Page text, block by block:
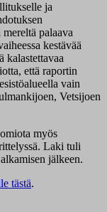
ja
palaava
kestävää
kalastettavaa
että raportin
vain
Vetsijoen
myös
Laki tuli
jälkeen.
tästä.